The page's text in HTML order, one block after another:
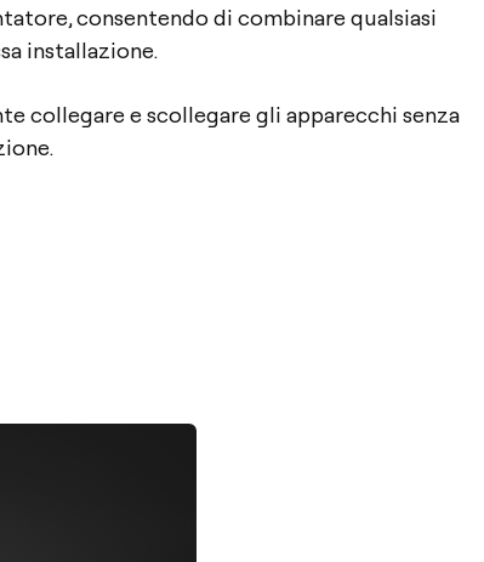
consentendo di combinare qualsiasi
installazione.
collegare e scollegare gli apparecchi senza